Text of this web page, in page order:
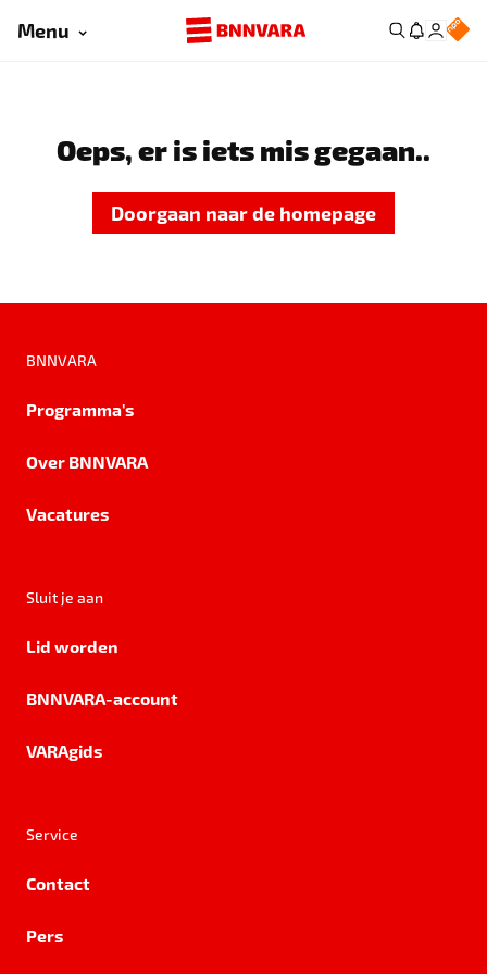
Menu
Oeps, er is iets mis gegaan..
Doorgaan naar de homepage
BNNVARA
Programma's
Over BNNVARA
Vacatures
Sluit je aan
Lid worden
BNNVARA-account
VARAgids
Service
Contact
Pers